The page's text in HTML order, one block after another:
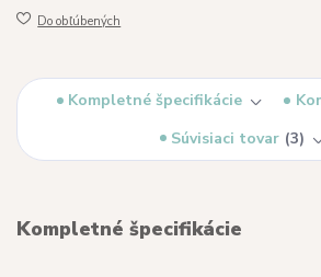
Do obľúbených
Kompletné špecifikácie
Súvisiaci tovar 3
Kompletné špecifikácie